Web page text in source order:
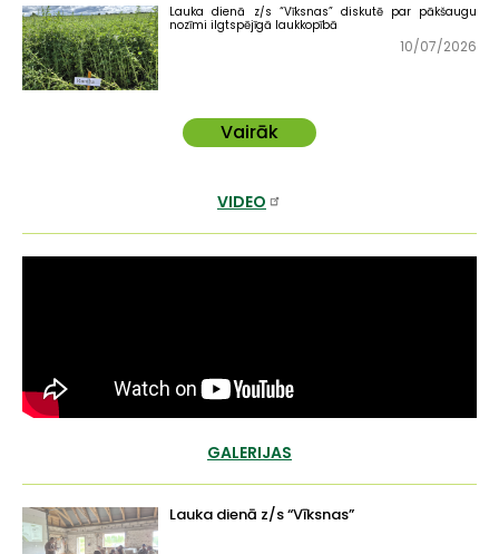
Lauka dienā z/s “Vīksnas” diskutē par pākšaugu
nozīmi ilgtspējīgā laukkopībā
10/07/2026
Vairāk
VIDEO
GALERIJAS
Lauka dienā z/s “Vīksnas”